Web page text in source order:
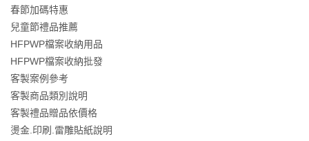
春節加碼特惠
兒童節禮品推薦
HFPWP檔案收納用品
HFPWP檔案收納批發
客製案例參考
客製商品類別說明
客製禮品贈品依價格
燙金.印刷.雷雕貼紙說明